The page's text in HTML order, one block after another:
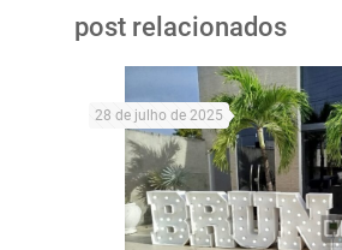
post relacionados
28 de julho de 2025